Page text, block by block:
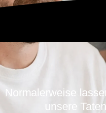
Normalerweise
unsere